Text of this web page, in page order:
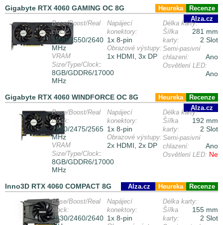
Gigabyte RTX 4060 GAMING OC 8G Recenze
Heureka
Alza.cz
Base/Boost/Real
clock:
1830/2550/2640
MHz
VRAM
Size/Type/Clock:
8GB/GDDR6/17000
MHz
Napájecí
konektory:
1x 8-pin
Obrazové výstupy:
1x HDMI, 3x DP
Délka karty:
281 mm
Šířka
karty:
2 Slot
Semi-pasivní
chlazení:
Ano
Osvětlení LED:
Ano
Gigabyte RTX 4060 WINDFORCE OC 8G Recenze
Heureka
Alza.cz
Base/Boost/Real
clock:
1830/2475/2565
MHz
VRAM
Size/Type/Clock:
8GB/GDDR6/17000
MHz
Napájecí
konektory:
1x 8-pin
Obrazové výstupy:
2x HDMI, 2x DP
Délka karty:
192 mm
Šířka
karty:
2 Slot
Semi-pasivní
chlazení:
Ano
Osvětlení LED: Ne
Inno3D RTX 4060 COMPACT 8G Recenze
Heureka
Alza.cz
Base/Boost/Real
clock:
1830/2460/2640
Napájecí
konektory:
1x 8-pin
Délka karty:
155 mm
Šířka
karty:
2 Slot